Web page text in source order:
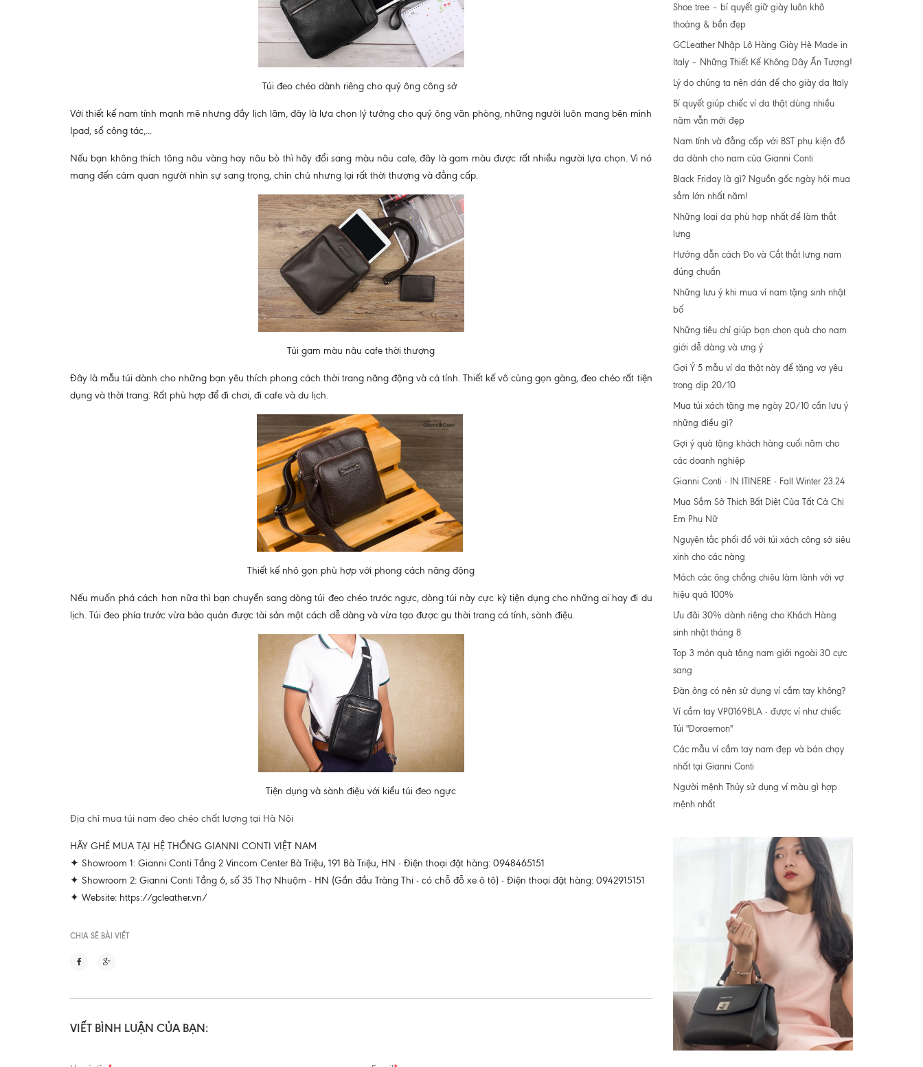
Túi đeo chéo dành riêng cho quý ông công sở
Với thiết kế nam tính mạnh mẽ nhưng đầy lịch lãm, đây là lựa chọn lý tưởng cho quý ông văn phòng, những người luôn mang bên mình
Ipad, sổ công tác,...
Nếu bạn không thích tông nâu vàng hay nâu bò thì hãy đổi sang màu nâu cafe, đây là gam màu được rất nhiều người lựa chọn. Vì nó
mang đến cảm quan người nhìn sự sang trọng, chỉn chủ nhưng lại rất thời thượng và đẳng cấp.
Túi gam màu nâu cafe thời thượng
Đây là mẫu túi dành cho những bạn yêu thích phong cách thời trang năng động và cá tính. Thiết kế vô cùng gọn gàng, đeo chéo rất tiện
dụng và thời trang. Rất phù hợp để đi chơi, đi cafe và du lịch.
Thiết kế nhỏ gọn phù hợp với phong cách năng động
Nếu muốn phá cách hơn nữa thì bạn chuyển sang dòng túi đeo chéo trước ngực, dòng túi này cực kỳ tiện dụng cho những ai hay đi du
lịch. Túi đeo phía trước vừa bảo quản được tài sản một cách dễ dàng và vừa tạo được gu thời trang cá tính, sành điệu.
Tiện dụng và sành điệu với kiểu túi đeo ngực
Địa chỉ mua túi nam đeo chéo chất lượng tại Hà Nội
HÃY GHÉ MUA TẠI HỆ THỐNG GIANNI CONTI VIỆT NAM
✦ Showroom 1: Gianni Conti Tầng 2 Vincom Center Bà Triệu, 191 Bà Triệu, HN - Điện thoại đặt hàng: 0948465151
✦ Showroom 2: Gianni Conti Tầng 6, số 35 Thợ Nhuộm - HN (Gần đầu Tràng Thi - có chỗ đỗ xe ô tô) - Điện thoại đặt hàng: 0942915151
✦ Website: https://gcleather.vn/
CHIA SẼ BÀI VIẾT
VIẾT BÌNH LUẬN CỦA BẠN:
Shoe tree – bí quyết giữ giày luôn khô
thoáng & bền đẹp
GCLeather Nhập Lô Hàng Giày Hè Made in
Italy – Những Thiết Kế Không Dây Ấn Tượng!
Lý do chúng ta nên dán đế cho giày da Italy
Bí quyết giúp chiếc ví da thật dùng nhiều
năm vẫn mới đẹp
Nam tính và đẳng cấp với BST phụ kiện đồ
da dành cho nam của Gianni Conti
Black Friday là gì? Nguồn gốc ngày hội mua
sắm lớn nhất năm!
Những loại da phù hợp nhất để làm thắt
lưng
Hướng dẫn cách Đo và Cắt thắt lưng nam
đúng chuẩn
Những lưu ý khi mua ví nam tặng sinh nhật
bố
Những tiêu chí giúp bạn chọn quà cho nam
giới dễ dàng và ưng ý
Gợi Ý 5 mẫu ví da thật này để tặng vợ yêu
trong dịp 20/10
Mua túi xách tặng mẹ ngày 20/10 cần lưu ý
những điều gì?
Gợi ý quà tặng khách hàng cuối năm cho
các doanh nghiệp
Gianni Conti - IN ITINERE - Fall Winter 23.24
Mua Sắm Sở Thích Bất Diệt Của Tất Cả Chị
Em Phụ Nữ
Nguyên tắc phối đồ với túi xách công sở siêu
xinh cho các nàng
Mách các ông chồng chiêu làm lành với vợ
hiệu quả 100%
Ưu đãi 30% dành riêng cho Khách Hàng
sinh nhật tháng 8
Top 3 món quà tặng nam giới ngoài 30 cực
sang
Đàn ông có nên sử dụng ví cầm tay không?
Ví cầm tay VP0169BLA - được ví như chiếc
Túi "Doraemon"
Các mẫu ví cầm tay nam đẹp và bán chạy
nhất tại Gianni Conti
Người mệnh Thủy sử dụng ví màu gì hợp
mệnh nhất